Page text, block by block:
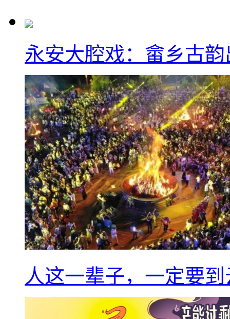
永安大腔戏：畲乡古
人这一辈子，一定要